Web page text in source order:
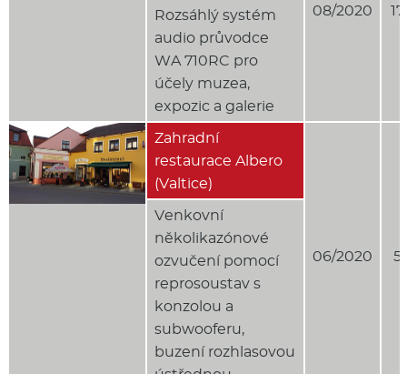
08/2020
Rozsáhlý systém
audio průvodce
WA 710RC pro
účely muzea,
expozic a galerie
Zahradní
restaurace Albero
(Valtice)
06/2020
Venkovní
několikazónové
ozvučení pomocí
reprosoustav s
konzolou a
subwooferu,
buzení rozhlasovou